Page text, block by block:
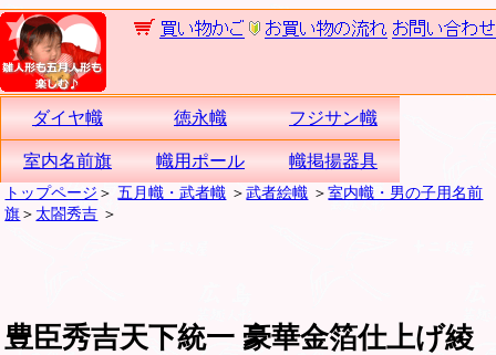
ダイヤ幟 徳永幟 フジサン幟
室内名前旗 幟用ポール 幟掲揚器具
トップページ ＞五月幟・武者幟 ＞武者絵幟 ＞室内幟・男の子用名前
旗＞ 太閤秀吉 ＞
豊臣秀吉天下統一 豪華金箔仕上げ綾